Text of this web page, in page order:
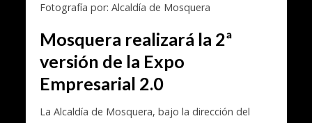
Fotografía por: Alcaldía de Mosquera
Mosquera realizará la 2ª
versión de la Expo
Empresarial 2.0
La Alcaldía de Mosquera, bajo la dirección del